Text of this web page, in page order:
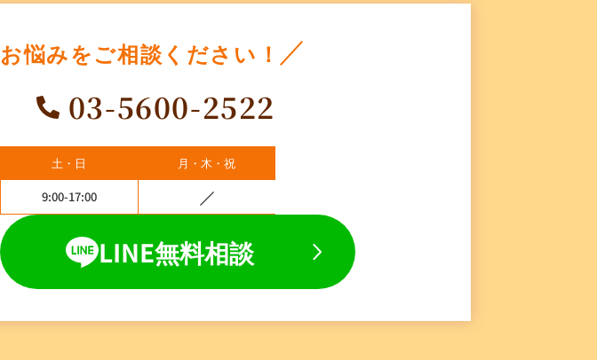
お悩みをご相談ください！
03-5600-2522
土・日
月・木・祝
9:00-17:00
LINE無料相談